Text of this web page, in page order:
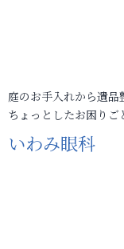
庭のお手入れから遺品
ちょっとしたお困りご
いわみ眼科